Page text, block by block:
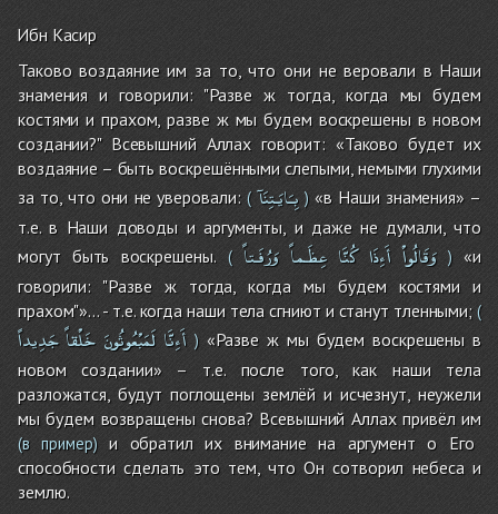
Ибн Касир
Таково воздаяние им за то, что они не веровали в Наши
знамения и говорили: "Разве ж тогда, когда мы будем
костями и прахом, разве ж мы будем воскрешены в новом
создании?" Всевышний Аллах говорит: «Таково будет их
воздаяние – быть воскрешёнными слепыми, немыми глухими
за то, что они не уверовали:( بِـَايَـتِنَآ)«в Наши знамения» –
т.е. в Наши доводы и аргументы, и даже не думали, что
могут быть воскрешены. ( وَقَالُواْ أَءِذَا كُنَّا عِظَـماً وَرُفَـتاً )«и
говорили: "Разве ж тогда, когда мы будем костями и
прахом"»… - т.е. когда наши тела сгниют и станут тленными; (
أَءِنَّا لَمَبْعُوثُونَ خَلْقاً جَدِيداً )«Разве ж мы будем воскрешены в
новом создании» – т.е. после того, как наши тела
разложатся, будут поглощены землёй и исчезнут, неужели
мы будем возвращены снова? Всевышний Аллах привёл им
(в пример)и обратил их внимание на аргумент о Его
способности сделать это тем, что Он сотворил небеса и
землю.